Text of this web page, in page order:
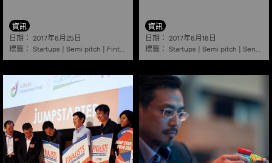
資訊
日期： 2017年8月25日
標籤： Startups | Semi pitch | Fintech E commerce
資訊
日期： 2017年8月18日
標籤： Startups | Semi pitch | Sensors